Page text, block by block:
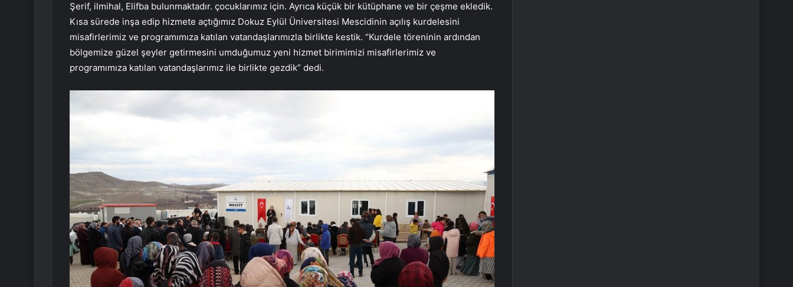
Şerif, ilmihal, Elifba bulunmaktadır. çocuklarımız için. Ayrıca küçük bir kütüphane ve bir çeşme ekledik.
Kısa sürede inşa edip hizmete açtığımız Dokuz Eylül Üniversitesi Mescidinin açılış kurdelesini
misafirlerimiz ve programımıza katılan vatandaşlarımızla birlikte kestik. “Kurdele töreninin ardından
bölgemize güzel şeyler getirmesini umduğumuz yeni hizmet birimimizi misafirlerimiz ve
programımıza katılan vatandaşlarımız ile birlikte gezdik” dedi.